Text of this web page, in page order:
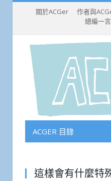
關於ACGer 作者與
總編一言
ACGER 目錄
這樣會有什麼特